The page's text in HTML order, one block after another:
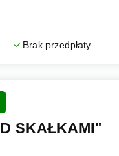
Brak przedpłaty
SKAŁKAMI"